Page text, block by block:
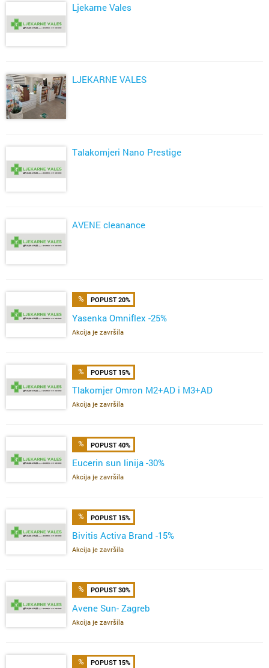
Ljekarne Vales
LJEKARNE VALES
Talakomjeri Nano Prestige
AVENE cleanance
POPUST 20%
Yasenka Omniflex -25%
Akcija je završila
POPUST 15%
Tlakomjer Omron M2+AD i M3+AD
Akcija je završila
POPUST 40%
Eucerin sun linija -30%
Akcija je završila
POPUST 15%
Bivitis Activa Brand -15%
Akcija je završila
POPUST 30%
Avene Sun- Zagreb
Akcija je završila
POPUST 15%